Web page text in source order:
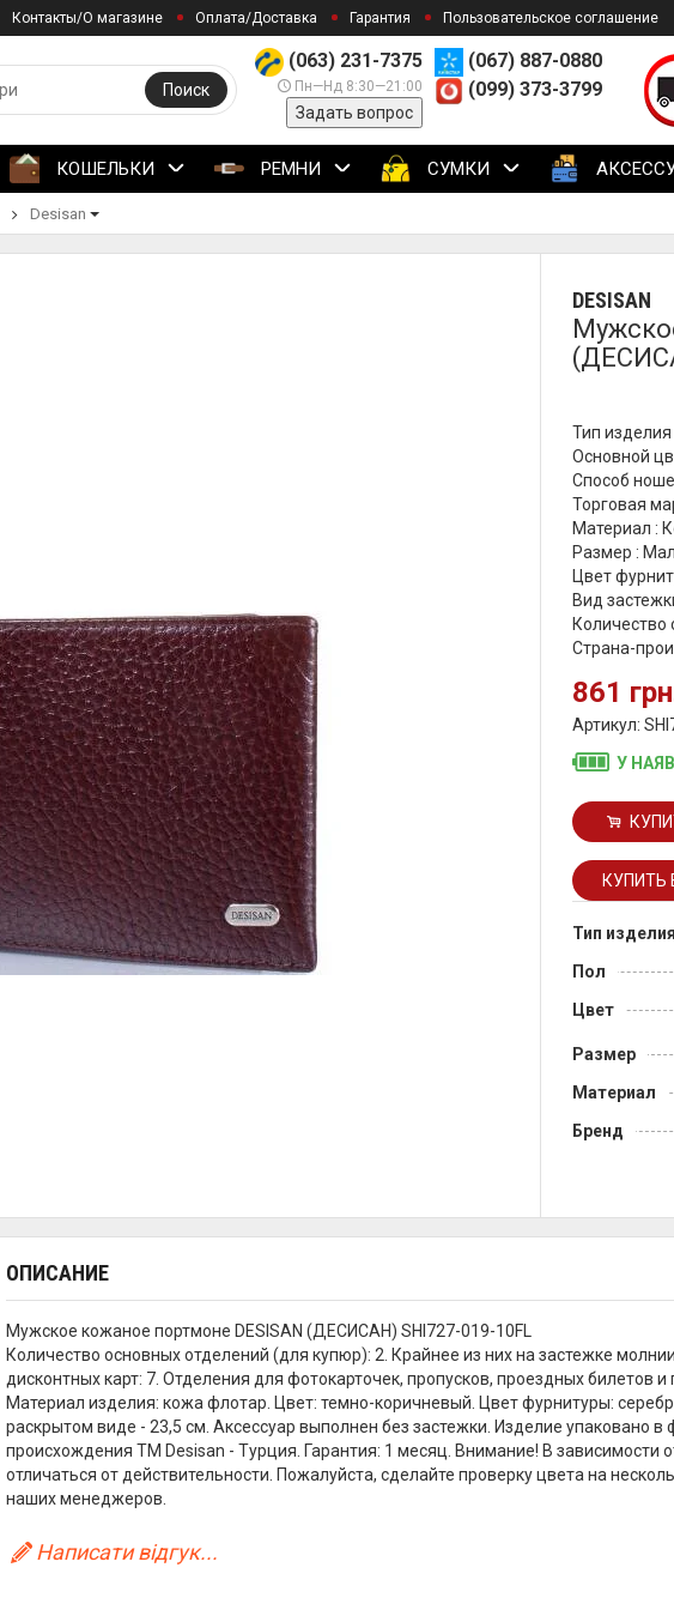
Контакты/О магазине Оплата/Доставка Гарантия Пользовательское соглашение
(063) 231-7375
Пн—Нд 8:30—21:00
Задать вопрос
(067) 887-0880
(099) 373-3799
Поиск
КОШЕЛЬКИ РЕМНИ СУМКИ
Desisan
DESISAN
Тип
Основной
Способ
Торговая
Материал :
Размер :
Цвет
Вид
Количество
Страна-
861
Артикул:
У
Тип изделия
Пол
Цвет
Размер
Материал
Бренд
ОПИСАНИЕ
Мужское кожаное портмоне DESISAN (ДЕСИСАН) SHI727-019-10FL
Количество основных отделений (для купюр): 2. Крайнее из них на застежке
дисконтных карт: 7. Отделения для фотокарточек, пропусков, проездных билетов
Материал изделия: кожа флотар. Цвет: темно-коричневый. Цвет фурнитуры:
раскрытом виде - 23,5 см. Аксессуар выполнен без застежки. Изделие упаковано
происхождения ТМ Desisan - Турция. Гарантия: 1 месяц. Внимание! В зависимости
отличаться от действительности. Пожалуйста, сделайте проверку цвета на
наших менеджеров.
Написати відгук...